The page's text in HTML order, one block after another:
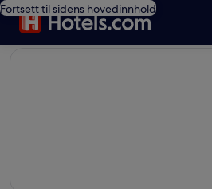
Fortsett til sidens hovedinnhold